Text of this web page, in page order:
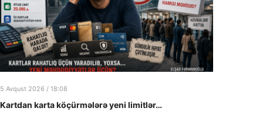
5 Avqust 2026 / 18:08
Kartdan karta köçürmələrə yeni limitlər…